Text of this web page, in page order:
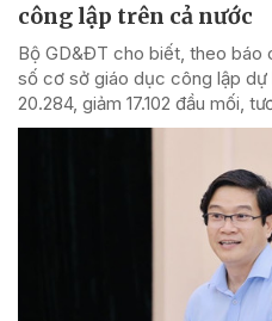
công lập trên cả nước
Bộ GD&ĐT cho biết, theo báo
số cơ sở giáo dục công lập dự
20.284, giảm 17.102 đầu mối,